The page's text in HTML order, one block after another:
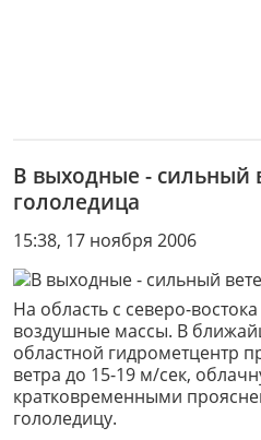
В выходные - сильный
гололедица
15:38, 17 ноября 2006
На область с северо-
воздушные массы. В
областной гидрометцентр
ветра до 15-19 м/сек,
кратковременными
гололедицу.